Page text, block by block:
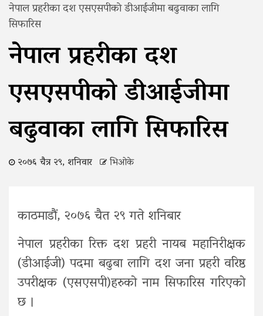
नेपाल प्रहरीका दश एसएसपीकाे डीआईजीमा बढुवाका लागि
सिफारिस
नेपाल प्रहरीका दश
एसएसपीकाे डीआईजीमा
बढुवाका लागि सिफारिस
२०७६ चैत्र २९, शनिवार भिओके
काठमाडौं, २०७६ चैत २९ गते शनिबार
नेपाल प्रहरीका रिक्त दश प्रहरी नायब महानिरीक्षक
(डीआईजी) पदमा बढुबा लागि दश जना प्रहरी वरिष्ठ
उपरीक्षक (एसएसपी)हरुको नाम सिफारिस गरिएको
छ ।